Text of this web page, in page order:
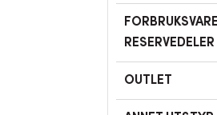
RESERVEDELER
OUTLET